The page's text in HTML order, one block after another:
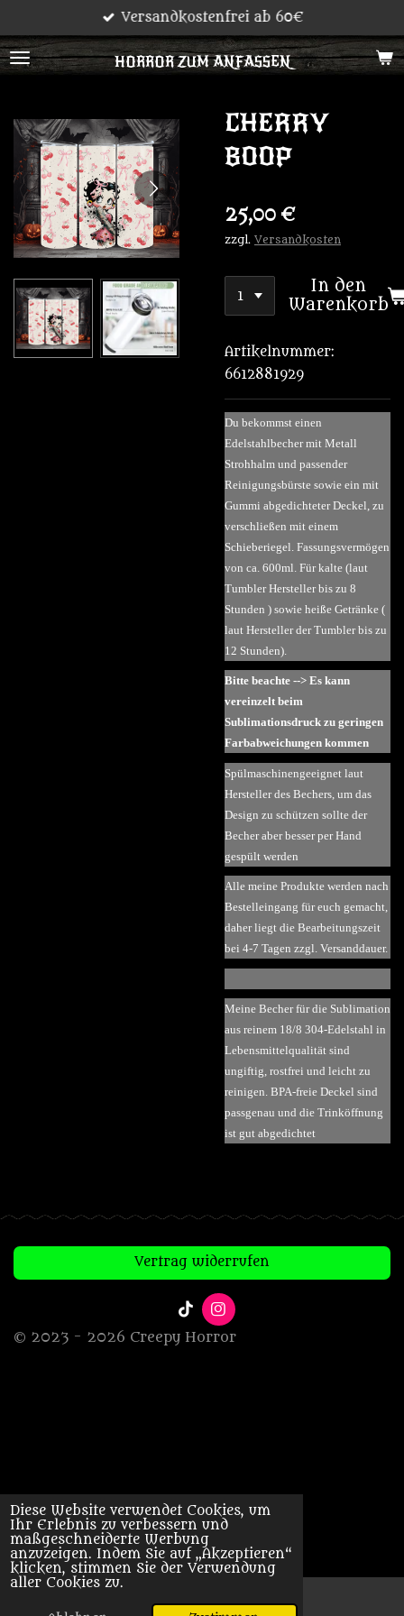
Diese Website verwendet Cookies, um
Ihr Erlebnis zu verbessern und
maßgeschneiderte Werbung
anzuzeigen. Indem Sie auf „Akzeptieren“
klicken, stimmen Sie der Verwendung
aller Cookies zu.
Hauptinhalt
springen
HORROR ZUM ANFASSEN
Versandkostenfrei ab 60€
CHERRY
BOOP
25,00 €
zzgl. Versandkosten
In den
Warenkorb
Artikelnummer:
6612881929
Du bekommst einen
Edelstahlbecher mit Metall
Strohhalm und passender
Reinigungsbürste sowie ein mit
Gummi abgedichteter Deckel, zu
verschließen mit einem
Schieberiegel. Fassungsvermögen
von ca. 600ml. Für kalte (laut
Tumbler Hersteller bis zu 8
Stunden ) sowie heiße Getränke (
laut Hersteller der Tumbler bis zu
12 Stunden).
Bitte beachte --> Es kann
vereinzelt beim
Sublimationsdruck zu geringen
Farbabweichungen kommen
Spülmaschinengeeignet laut
Hersteller des Bechers, um das
Design zu schützen sollte der
Becher aber besser per Hand
gespült werden
Alle meine Produkte werden nach
Bestelleingang für euch gemacht,
daher liegt die Bearbeitungszeit
bei 4-7 Tagen zzgl. Versanddauer.
Meine Becher für die Sublimation
aus reinem 18/8 304-Edelstahl in
Lebensmittelqualität sind
ungiftig, rostfrei und leicht zu
reinigen. BPA-freie Deckel sind
passgenau und die Trinköffnung
ist gut abgedichtet
Vertrag widerrufen
T
i
k
I
n
s
© 2023 - 2026 Creepy Horror